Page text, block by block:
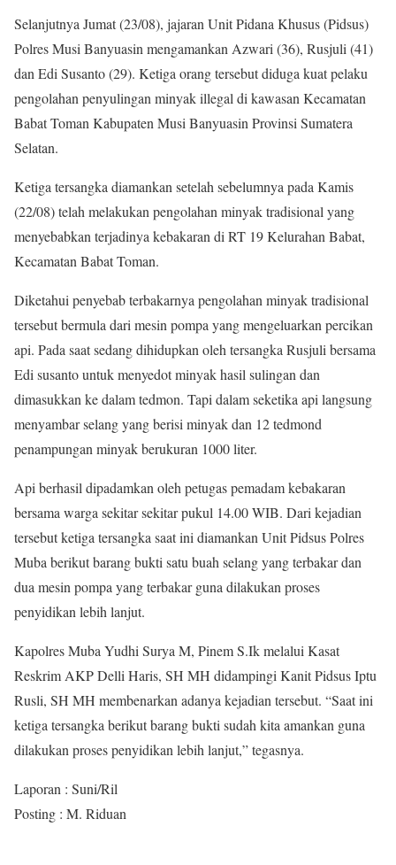
Selanjutnya Jumat (23/08), jajaran Unit Pidana Khusus (Pidsus)
Polres Musi Banyuasin mengamankan Azwari (36), Rusjuli (41)
dan Edi Susanto (29). Ketiga orang tersebut diduga kuat pelaku
pengolahan penyulingan minyak illegal di kawasan Kecamatan
Babat Toman Kabupaten Musi Banyuasin Provinsi Sumatera
Selatan.
Ketiga tersangka diamankan setelah sebelumnya pada Kamis
(22/08) telah melakukan pengolahan minyak tradisional yang
menyebabkan terjadinya kebakaran di RT 19 Kelurahan Babat,
Kecamatan Babat Toman.
Diketahui penyebab terbakarnya pengolahan minyak tradisional
tersebut bermula dari mesin pompa yang mengeluarkan percikan
api. Pada saat sedang dihidupkan oleh tersangka Rusjuli bersama
Edi susanto untuk menyedot minyak hasil sulingan dan
dimasukkan ke dalam tedmon. Tapi dalam seketika api langsung
menyambar selang yang berisi minyak dan 12 tedmond
penampungan minyak berukuran 1000 liter.
Api berhasil dipadamkan oleh petugas pemadam kebakaran
bersama warga sekitar sekitar pukul 14.00 WIB. Dari kejadian
tersebut ketiga tersangka saat ini diamankan Unit Pidsus Polres
Muba berikut barang bukti satu buah selang yang terbakar dan
dua mesin pompa yang terbakar guna dilakukan proses
penyidikan lebih lanjut.
Kapolres Muba Yudhi Surya M, Pinem S.Ik melalui Kasat
Reskrim AKP Delli Haris, SH MH didampingi Kanit Pidsus Iptu
Rusli, SH MH membenarkan adanya kejadian tersebut. “Saat ini
ketiga tersangka berikut barang bukti sudah kita amankan guna
dilakukan proses penyidikan lebih lanjut,” tegasnya.
Laporan : Suni/Ril
Posting : M. Riduan